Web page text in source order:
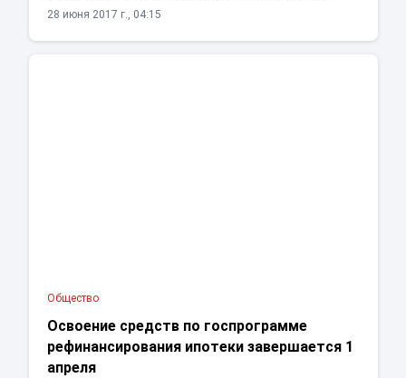
28 июня 2017 г., 04:15
Общество
Освоение средств по госпрограмме
рефинансирования ипотеки завершается 1
апреля